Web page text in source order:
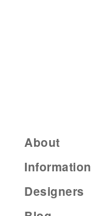
About
Information
Designers